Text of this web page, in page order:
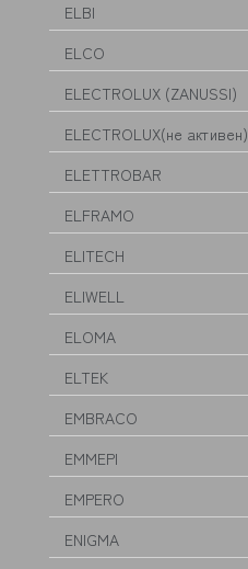
ELBI
ELCO
ELECTROLUX (ZANUSSI)
ELECTROLUX(не активен)
ELETTROBAR
ELFRAMO
ELITECH
ELIWELL
ELOMA
ELTEK
EMBRACO
EMMEPI
EMPERO
ENIGMA